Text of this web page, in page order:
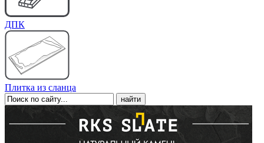
ДПК
Плитка из сланца